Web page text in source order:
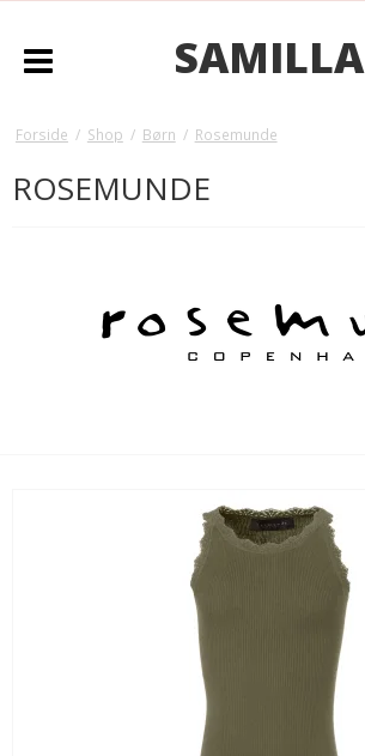
SAMILLA
Forside / Shop / Børn / Rosemunde
ROSEMUNDE